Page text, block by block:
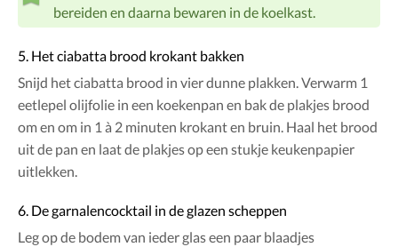
bereiden en daarna bewaren in de koelkast.
5. Het ciabatta brood krokant bakken
Snijd het ciabatta brood in vier dunne plakken. Verwarm 1
eetlepel olijfolie in een koekenpan en bak de plakjes brood
om en om in 1 à 2 minuten krokant en bruin. Haal het brood
uit de pan en laat de plakjes op een stukje keukenpapier
uitlekken.
6. De garnalencocktail in de glazen scheppen
Leg op de bodem van ieder glas een paar blaadjes